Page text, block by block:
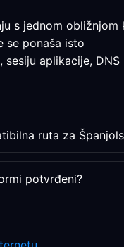
s jednom
se ponaša isto
aplikacije,
ruta za
potvrđeni?